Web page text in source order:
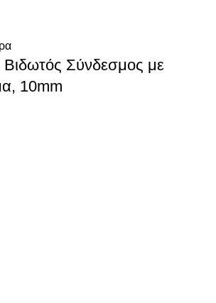
Σύνδεσμος με
10mm